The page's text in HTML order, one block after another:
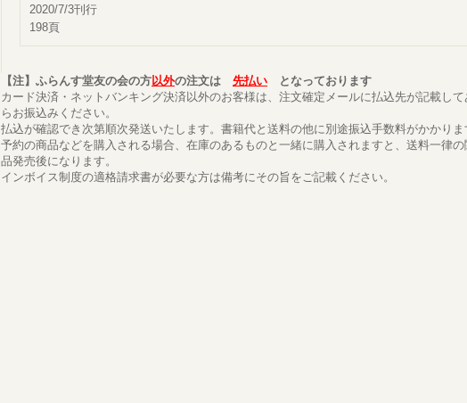
2020/7/3刊行
198頁
【注】ふらんす堂友の会の方以外の注文は 先払い となっております
カード決済・ネットバンキング決済以外のお客様は、注文確定メールに払込先が記載し
らお振込みください。
払込が確認でき次第順次発送いたします。書籍代と送料の他に別途振込手数料がかかりま
予約の商品などを購入される場合、在庫のあるものと一緒に購入されますと、送料一律
品発売後になります。
インボイス制度の適格請求書が必要な方は備考にその旨をご記載ください。